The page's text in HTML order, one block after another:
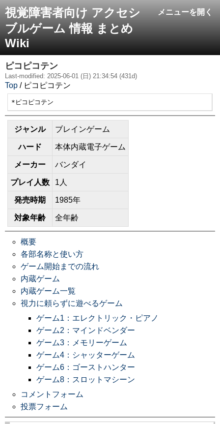
メニューを開く
視覚障害者向け アクセシ
ブルゲーム 情報 まとめ
Wiki
ピコピコテン
Last-modified: 2025-06-01 (日) 21:34:54 (431d)
Top / ピコピコテン
*ピコピコテン
ジャンル ブレインゲーム
ハード 本体内蔵電子ゲーム
メーカー バンダイ
プレイ人数 1人
発売時期 1985年
対象年齢 全年齢
概要
各部名称と使い方
ゲーム開始までの流れ
内蔵ゲーム
内蔵ゲーム一覧
視力に頼らずに遊べるゲーム
ゲーム1：エレクトリック・ピアノ
ゲーム2：マインドベンダー
ゲーム3：メモリーゲーム
ゲーム4：シャッターゲーム
ゲーム6：ゴーストハンター
ゲーム8：スロットマシーン
コメントフォーム
投票フォーム